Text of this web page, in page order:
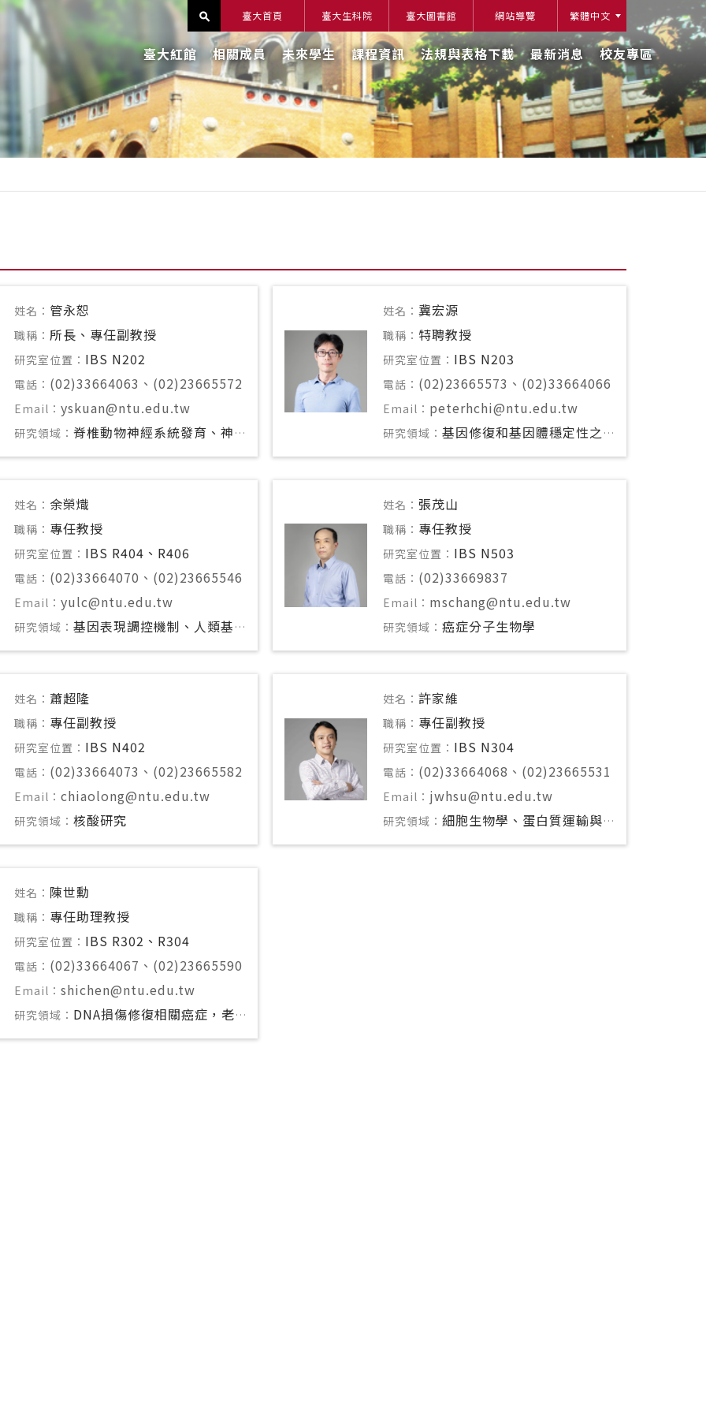
search 臺大首頁 臺大生科院 臺大圖書館 網站導覽 繁體中文
臺大紅館 相關成員 未來學生 課程資訊 法規與表格下載 最新消息 校友專區
姓名： 管永恕
職稱： 所長、專任副教授
研究室位置： IBS N202
電話： (02)33664063、(02)23665572
Email： yskuan@ntu.edu.tw
研究領域： 脊椎動物神經系統發育、神經系統藥物篩選
姓名： 冀宏源
職稱： 特聘教授
研究室位置： IBS N203
電話： (02)23665573、(02)33664066
Email： peterhchi@ntu.edu.tw
研究領域： 基因修復和基因體穩定性之機制探討
姓名： 余榮熾
職稱： 專任教授
研究室位置： IBS R404、R406
電話： (02)33664070、(02)23665546
Email： yulc@ntu.edu.tw
研究領域： 基因表現調控機制、人類基因型/表現型檢測開發
姓名： 張茂山
職稱： 專任教授
研究室位置： IBS N503
電話： (02)33669837
Email： mschang@ntu.edu.tw
研究領域： 癌症分子生物學
姓名： 蕭超隆
職稱： 專任副教授
研究室位置： IBS N402
電話： (02)33664073、(02)23665582
Email： chiaolong@ntu.edu.tw
研究領域： 核酸研究
姓名： 許家維
職稱： 專任副教授
研究室位置： IBS N304
電話： (02)33664068、(02)23665531
Email： jwhsu@ntu.edu.tw
研究領域： 細胞生物學、蛋白質運輸與傳遞
姓名： 陳世勳
職稱： 專任助理教授
研究室位置： IBS R302、R304
電話： (02)33664067、(02)23665590
Email： shichen@ntu.edu.tw
研究領域： DNA損傷修復相關癌症，老化，及神經